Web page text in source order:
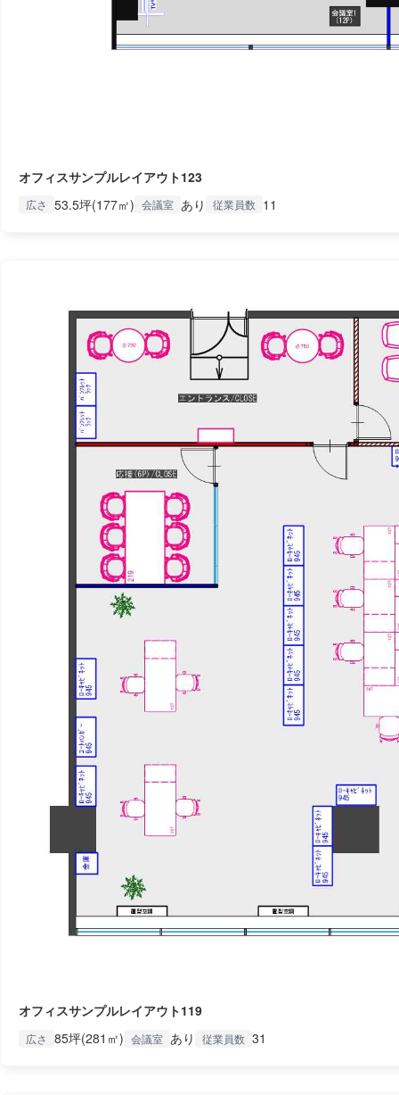
オフィスサンプルレイアウト123
広さ 53.5坪(177㎡) 会議室 あり 従業員数 11
オフィスサンプルレイアウト119
広さ 85坪(281㎡) 会議室 あり 従業員数 31